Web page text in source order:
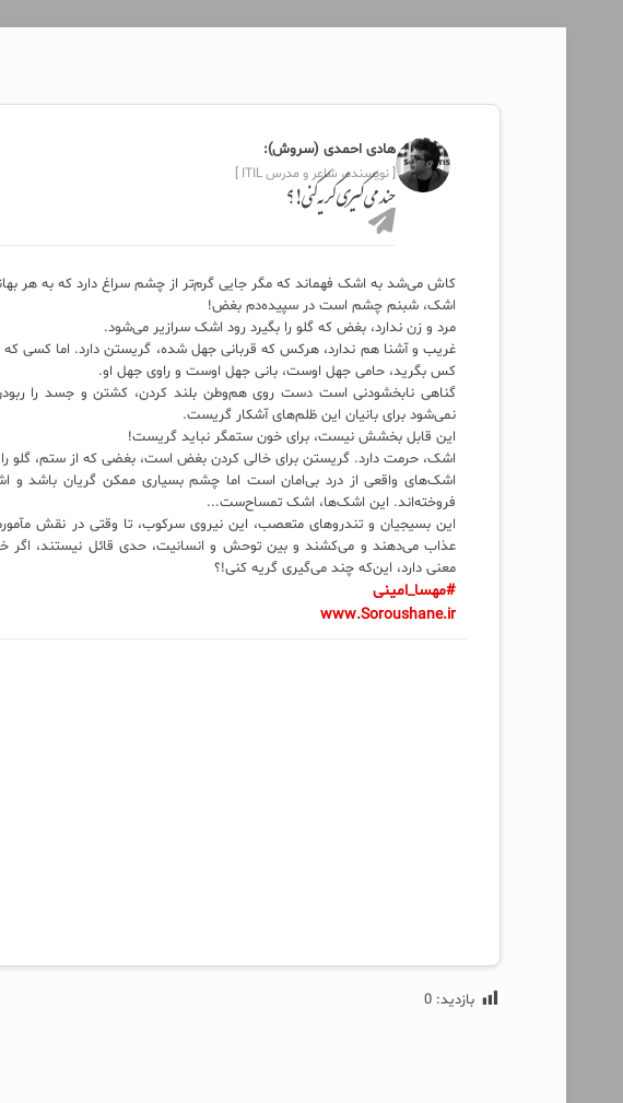
هادی احمدی (سروش):
[ نویسنده، شاعر و مدرس ITIL ]
چند می‌گیری گریه کنی!؟
کاش می‌شد به اشک فهماند که مگر جایی گرم‌تر از چشم سراغ دارد که به هر
اشک، شبنم چشم است در سپیده‌دم بغض!
مرد و زن ندارد، بغض که گلو را بگیرد رود اشک سرازیر می‌شود.
غریب و آشنا هم ندارد، هرکس که قربانی جهل شده، گریستن دارد. اما کسی
کس بگرید، حامی‌ جهل اوست، بانی جهل اوست و راوی جهل او.
گناهی نابخشودنی است دست روی هم‌وطن بلند کردن، کشتن و جسد را
نمی‌شود برای بانیان این ظلم‌های آشکار گریست.
این‌ قابل بخشش نیست، برای خون‌ ستمگر نباید گریست!
اشک، حرمت دارد. گریستن برای خالی کردن بغض است، بغضی که از ستم، گلو را
اشک‌های واقعی از درد بی‌امان است اما چشم بسیاری ممکن گریان باشد و
فروخته‌اند. این اشک‌ها، اشک تمساح‌ست...
این بسیجیان و تندروهای متعصب، این نیروی سرکوب، تا وقتی در نقش
عذاب می‌دهند و می‌کشند و بین توحش و انسانیت، حدی قائل نیستند،
معنی دارد، این‌که چند می‌گیری گریه کنی!؟
#مهسا_امینی
www.Soroushane.ir
بازدید: 0